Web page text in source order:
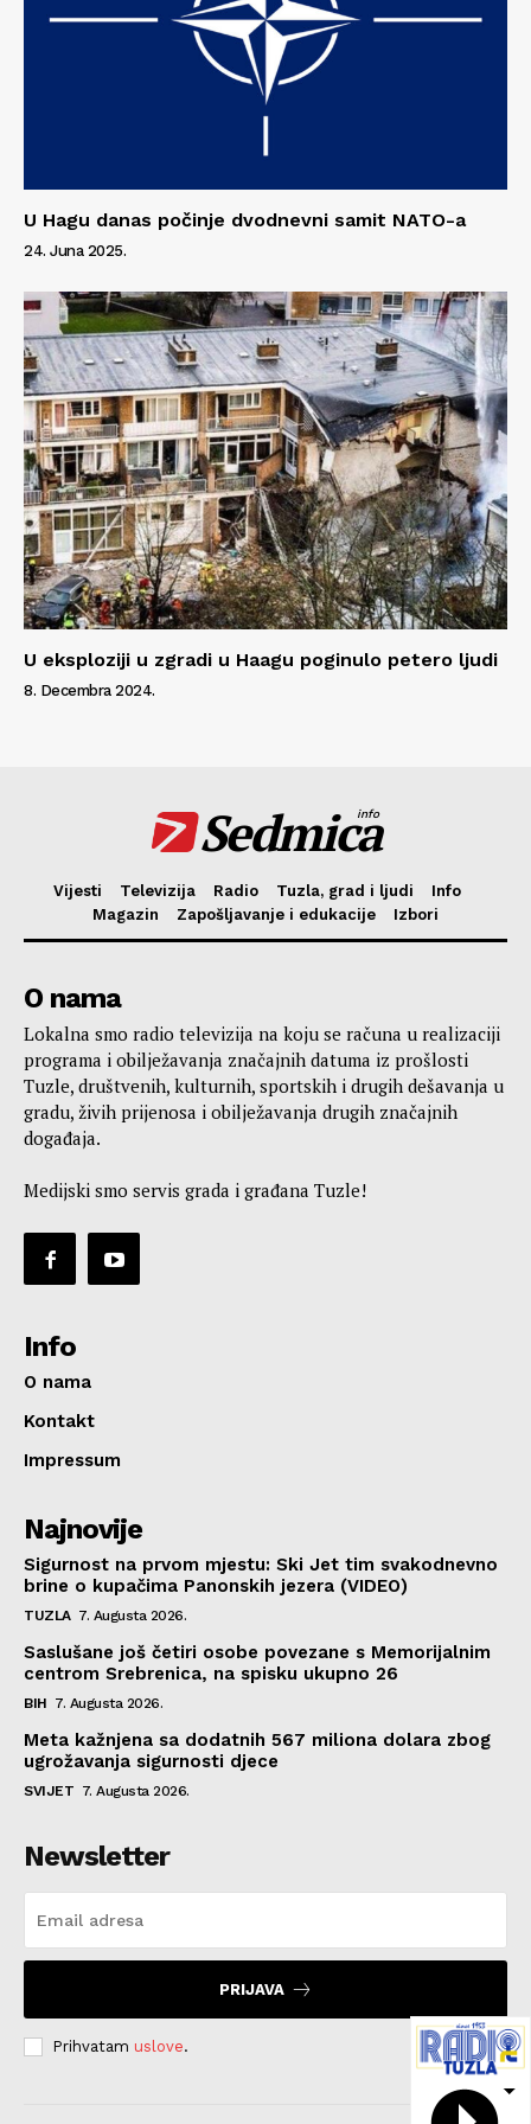
U Hagu danas počinje dvodnevni samit NATO-a
24. Juna 2025.
U eksploziji u zgradi u Haagu poginulo petero ljudi
8. Decembra 2024.
Sedmica
info
Vijesti Televizija Radio Tuzla, grad i ljudi
Info
Magazin
Zapošljavanje i edukacije Izbori
O nama
Lokalna smo radio televizija na koju se računa u realizaciji
programa i obilježavanja značajnih datuma iz prošlosti
Tuzle, društvenih, kulturnih, sportskih i drugih dešavanja u
gradu, živih prijenosa i obilježavanja drugih značajnih
događaja.
Medijski smo servis grada i građana Tuzle!
Info
O nama
Kontakt
Impressum
Najnovije
Sigurnost na prvom mjestu: Ski Jet tim svakodnevno
brine o kupačima Panonskih jezera (VIDEO)
TUZLA 7. Augusta 2026.
Saslušane još četiri osobe povezane s Memorijalnim
centrom Srebrenica, na spisku ukupno 26
BIH 7. Augusta 2026.
Meta kažnjena sa dodatnih 567 miliona dolara zbog
ugrožavanja sigurnosti djece
SVIJET 7. Augusta 2026.
Newsletter
PRIJAVA
Prihvatam uslove.